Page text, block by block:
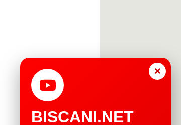
×
BISCANI.NET